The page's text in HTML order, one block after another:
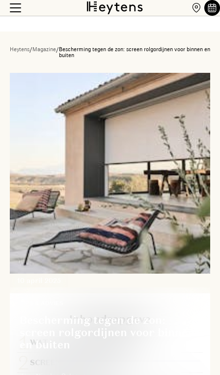
Heytens/Magazine/Bescherming tegen de zon: screen rolgordijnen voor binnen en
buiten
Bescherming tegen de zon:
en buiten
Inhoudsopgave
WAT IS EEN SCREEN DOEK?
SCREEN ROLGORDIJNEN